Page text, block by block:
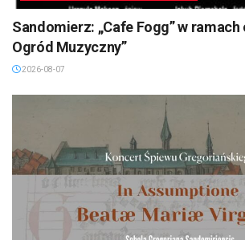
Sandomierz: „Cafe Fogg” w ramach
Ogród Muzyczny”
2026-08-07